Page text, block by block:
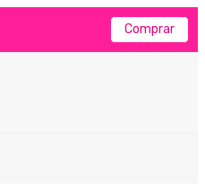
Comprar